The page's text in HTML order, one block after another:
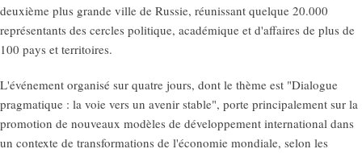
deuxième plus grande ville de Russie, réunissant quelque 20.000
représentants des cercles politique, académique et d'affaires de plus de
100 pays et territoires.
L'événement organisé sur quatre jours, dont le thème est "Dialogue
pragmatique : la voie vers un avenir stable", porte principalement sur la
promotion de nouveaux modèles de développement international dans
un contexte de transformations de l'économie mondiale, selon les